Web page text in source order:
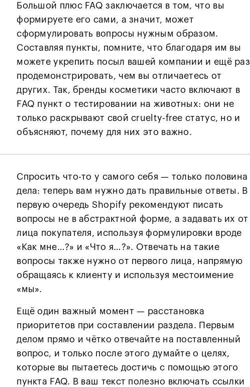
Большой плюс FAQ заключается в том, что вы
формируете его сами, а значит, может
сформулировать вопросы нужным образом.
Составляя пункты, помните, что благодаря им вы
можете укрепить посыл вашей компании и ещё раз
продемонстрировать, чем вы отличаетесь от
других. Так, бренды косметики часто включают в
FAQ пункт о тестировании на животных: они не
только раскрывают свой cruelty-free статус, но и
объясняют, почему для них это важно.
Спросить что-то у самого себя — только половина
дела: теперь вам нужно дать правильные ответы. В
первую очередь Shopify рекомендуют писать
вопросы не в абстрактной форме, а задавать их от
лица покупателя, используя формулировки вроде
«Как мне…?» и «Что я…?». Отвечать на такие
вопросы также нужно от первого лица, напрямую
обращаясь к клиенту и используя местоимение
«мы».
Ещё один важный момент — расстановка
приоритетов при составлении раздела. Первым
делом прямо и чётко отвечайте на поставленный
вопрос, и только после этого думайте о целях,
которые вы пытаетесь достичь с помощью этого
пункта FAQ. В ваш текст полезно включать ссылки